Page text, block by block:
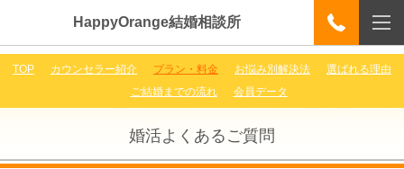
HappyOrange結婚相談所
TOP カウンセラー紹介 プラン・料金 お悩み別解決法
選ばれる理由
ご結婚までの流れ
会員データ
婚活よくあるご質問